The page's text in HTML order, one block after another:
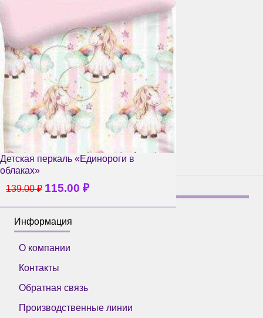
Детская перкаль «Единороги в
облаках»
139.00₽ 115.00 ₽
Информация
О компании
Контакты
Обратная связь
Производственные линии